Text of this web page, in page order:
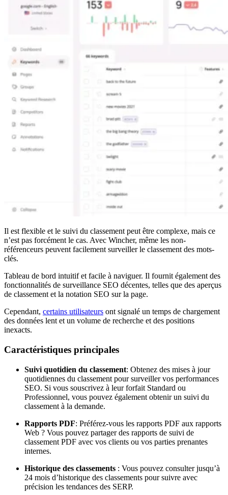
Il est flexible et le suivi du classement peut être complexe, mais ce
n’est pas forcément le cas. Avec Wincher, même les non-
référenceurs peuvent facilement surveiller le classement des mots-
clés.
Tableau de bord intuitif et facile à naviguer. Il fournit également des
fonctionnalités de surveillance SEO décentes, telles que des aperçus
de classement et la notation SEO sur la page.
Cependant, certains utilisateurs ont signalé un temps de chargement
des données lent et un volume de recherche et des positions
inexacts.
Caractéristiques principales
Suivi quotidien du classement: Obtenez des mises à jour
quotidiennes du classement pour surveiller vos performances
SEO. Si vous souscrivez à leur forfait Standard ou
Professionnel, vous pouvez également obtenir un suivi du
classement à la demande.
Rapports PDF: Préférez-vous les rapports PDF aux rapports
Web ? Vous pouvez partager des rapports de suivi de
classement PDF avec vos clients ou vos parties prenantes
internes.
Historique des classements : Vous pouvez consulter jusqu’à
24 mois d’historique des classements pour suivre avec
précision les tendances des SERP.